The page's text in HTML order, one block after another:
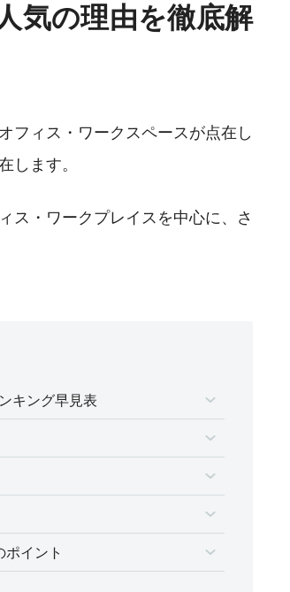
気の理由を徹底解
フィス・ワークスペースが点在し
します。
ス・ワークプレイスを中心に、さ
キング早見表
イント